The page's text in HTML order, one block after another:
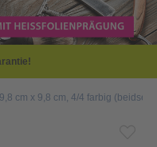
cm x 9,8 cm, 4/4 farbig